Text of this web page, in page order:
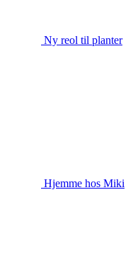
Ny reol til planter
Hjemme hos Miki